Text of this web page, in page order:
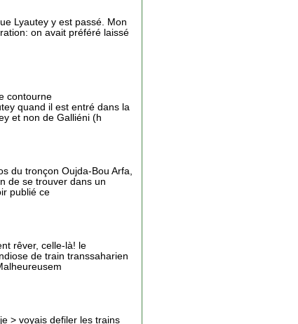
Lyautey y est passé. Mon
on avait préféré laissé
contourne
quand il est entré dans la
et non de Galliéni (h
du tronçon Oujda-Bou Arfa,
de se trouver dans un
publié ce
rêver, celle-là! le
de train transsaharien
> voyais defiler les trains